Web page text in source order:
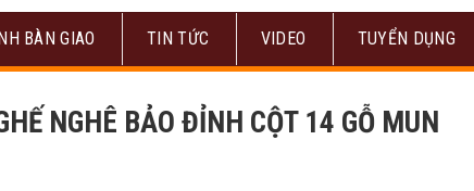
BÀN GIAO TIN TỨC VIDEO TUYỂN DỤNG
NGHÊ BẢO ĐỈNH CỘT 14 GỖ MUN